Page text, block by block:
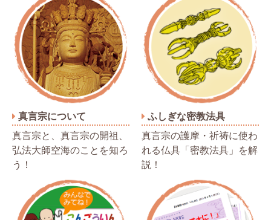
真言宗について
真言宗と、真言宗の開祖、
弘法大師空海のことを知ろ
う！
ふしぎな密教法具
真言宗の護摩・祈祷に使わ
れる仏具「密教法具」を解
説！